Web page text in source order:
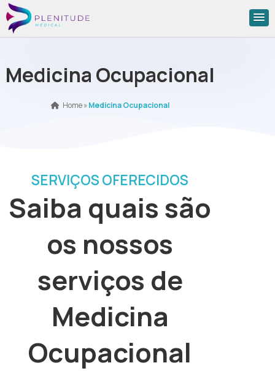
Medicina Ocupacional
Home»Medicina Ocupacional
SERVIÇOS OFERECIDOS
Saiba quais são
os nossos
serviços de
Medicina
Ocupacional